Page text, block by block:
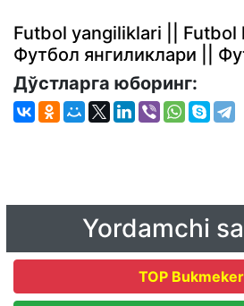
Futbol yangiliklari || Futbol
Футбол янгиликлари ||
Дўстларга юборинг:
Yordamchi
TOP